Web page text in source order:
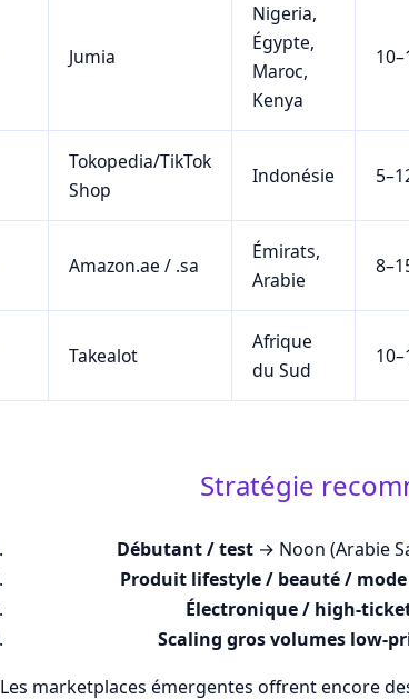
Jumia
Nigeria,
Égypte,
Maroc,
Kenya
Tokopedia/TikTok
Shop
Indonésie
Amazon.ae / .sa
Émirats,
Arabie
Takealot
Afrique
du Sud
Stratégie
Débutant / test → Noon (Arabie
Produit lifestyle / beauté / mode
Électronique / high-
Scaling gros volumes low-
Les marketplaces émergentes offrent encore